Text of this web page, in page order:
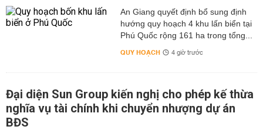
An Giang quyết định bổ sung định
hướng quy hoạch 4 khu lấn biển tại
Phú Quốc rộng 161 ha trong tổng...
QUY HOẠCH 4 giờ trước
Đại diện Sun Group kiến nghị cho phép kế thừa
nghĩa vụ tài chính khi chuyển nhượng dự án
BĐS